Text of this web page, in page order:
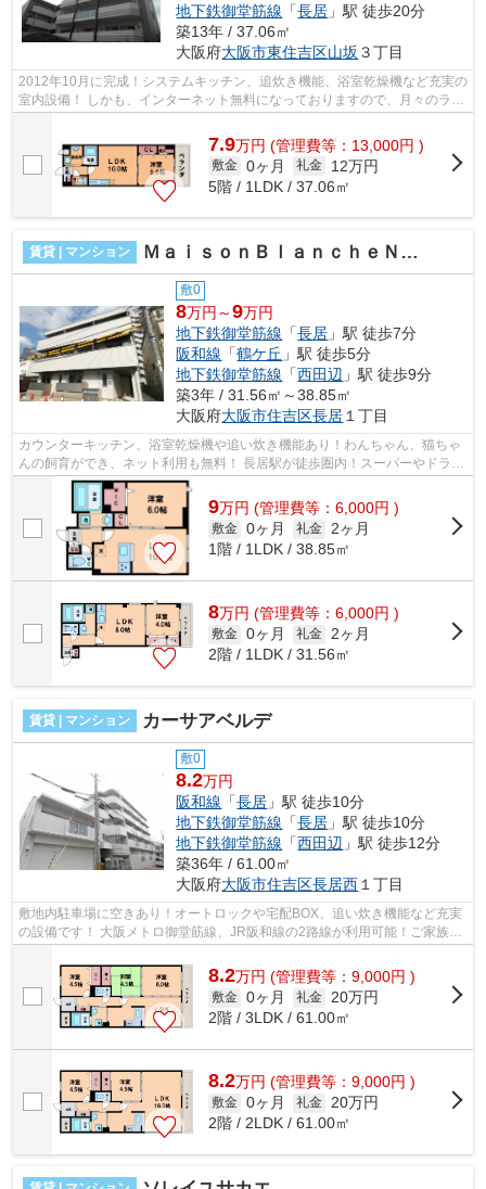
地下鉄御堂筋線 「長居 」駅 徒歩20分
築13年 / 37.06㎡
大阪府大阪市東住吉区山坂 ３丁目
2012年10月に完成！システムキッチン、追炊き機能、浴室乾燥機など充実の
室内設備！ しかも、インターネット無料になっておりますので、月々のラン
7.9万円 (管理費等：13,000円 )
敷金 0ヶ月 礼金
12万円
5階 / 1LDK / 37.06㎡
賃貸 | マンション ＭａｉｓｏｎＢｌａｎｃｈｅＮａｇａｉ
敷0
8万円～9万円
地下鉄御堂筋線 「長居 」駅 徒歩7分
阪和線 「鶴ケ丘 」駅 徒歩5分
地下鉄御堂筋線 「西田辺 」駅 徒歩9分
築3年 / 31.56㎡～38.85㎡
大阪府大阪市住吉区長居 １丁目
カウンターキッチン、浴室乾燥機や追い炊き機能あり！わんちゃん、猫ちゃ
んの飼育ができ、ネット利用も無料！ 長居駅が徒歩圏内！スーパーやドラッ
クストアも近く、住みやすい環境に...
9万円 (管理費等：6,000円 )
敷金 0ヶ月 礼金 2ヶ月
1階 / 1LDK / 38.85㎡
8万円 (管理費等：6,000円 )
敷金 0ヶ月 礼金 2ヶ月
2階 / 1LDK / 31.56㎡
賃貸 | マンション カーサアベルデ
敷0
8.2万円
阪和線 「長居 」駅 徒歩10分
地下鉄御堂筋線 「長居 」駅 徒歩10分
地下鉄御堂筋線 「西田辺 」駅 徒歩12分
築36年 / 61.00㎡
大阪府大阪市住吉区長居西 １丁目
敷地内駐車場に空きあり！オートロックや宅配BOX、追い炊き機能など充実
の設備です！ 大阪メトロ御堂筋線、JR阪和線の2路線が利用可能！ご家族で
のお引越しにオススメの物件です！ ■...
8.2万円 (管理費等：9,000円 )
敷金 0ヶ月 礼金
20万円
2階 / 3LDK / 61.00㎡
8.2万円 (管理費等：9,000円 )
敷金 0ヶ月 礼金
20万円
2階 / 2LDK / 61.00㎡